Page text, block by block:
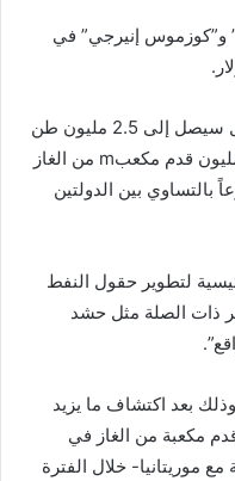
و”كوزموس إنيرجي” في
وقالت “غلاديما” إن مستوى إنتاج الحقل سيصل إلى 2.5 مليون طن
من الغاز الطبيعي المسال سنوياً و70 مليون قدم مكعبm من الغاز
بالتساوي بين الدولتين
لتطوير حقول النفط
ذات الصلة مثل حشد
من المقرر بدء العمل في 2022، وذلك بعد اكتشاف ما يزيد
من النفط و40 مليار قدم مكعبة من الغاز في
موريتانيا- خلال الفترة